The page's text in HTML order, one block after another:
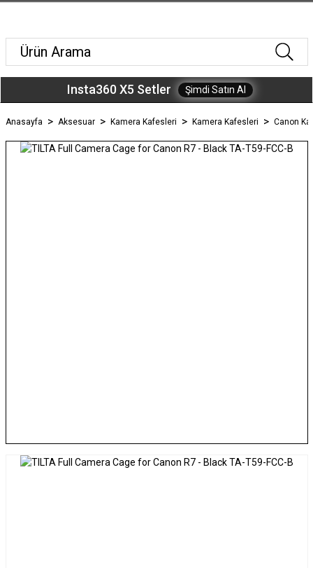
Insta360 X5 Setler Şimdi Satın Al
Anasayfa Aksesuar Kamera Kafesleri Kamera Kafesleri Canon